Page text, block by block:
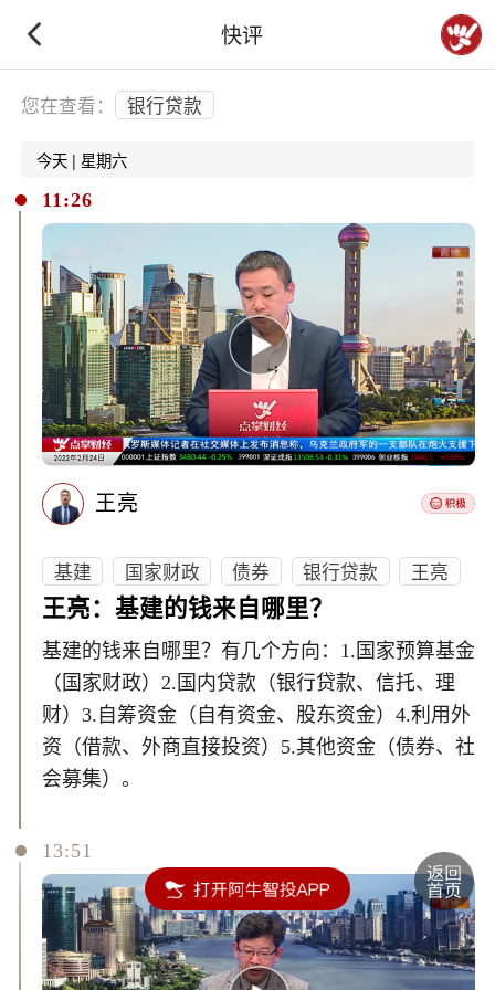
快评
下拉刷新
您在查看： 银行贷款
今天 | 星期六
11:26
王亮
基建 国家财政 债券 银行贷款
王亮
王亮：基建的钱来自哪里？
基建的钱来自哪里？有几个方向：1.国家预算基金
（国家财政）2.国内贷款（银行贷款、信托、理
财）3.自筹资金（自有资金、股东资金）4.利用外
资（借款、外商直接投资）5.其他资金（债券、社
会募集）。
13:51